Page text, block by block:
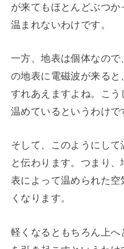
が来てもほとんどぶつか
温まれないわけです。
一方、地表は個体なので
の地表に電磁波が来ると
すれあえますよね。こ
温めているというわけで
そして、このようにし
と伝わります。つまり
表によって温められた
くなります。
軽くなるともちろん上